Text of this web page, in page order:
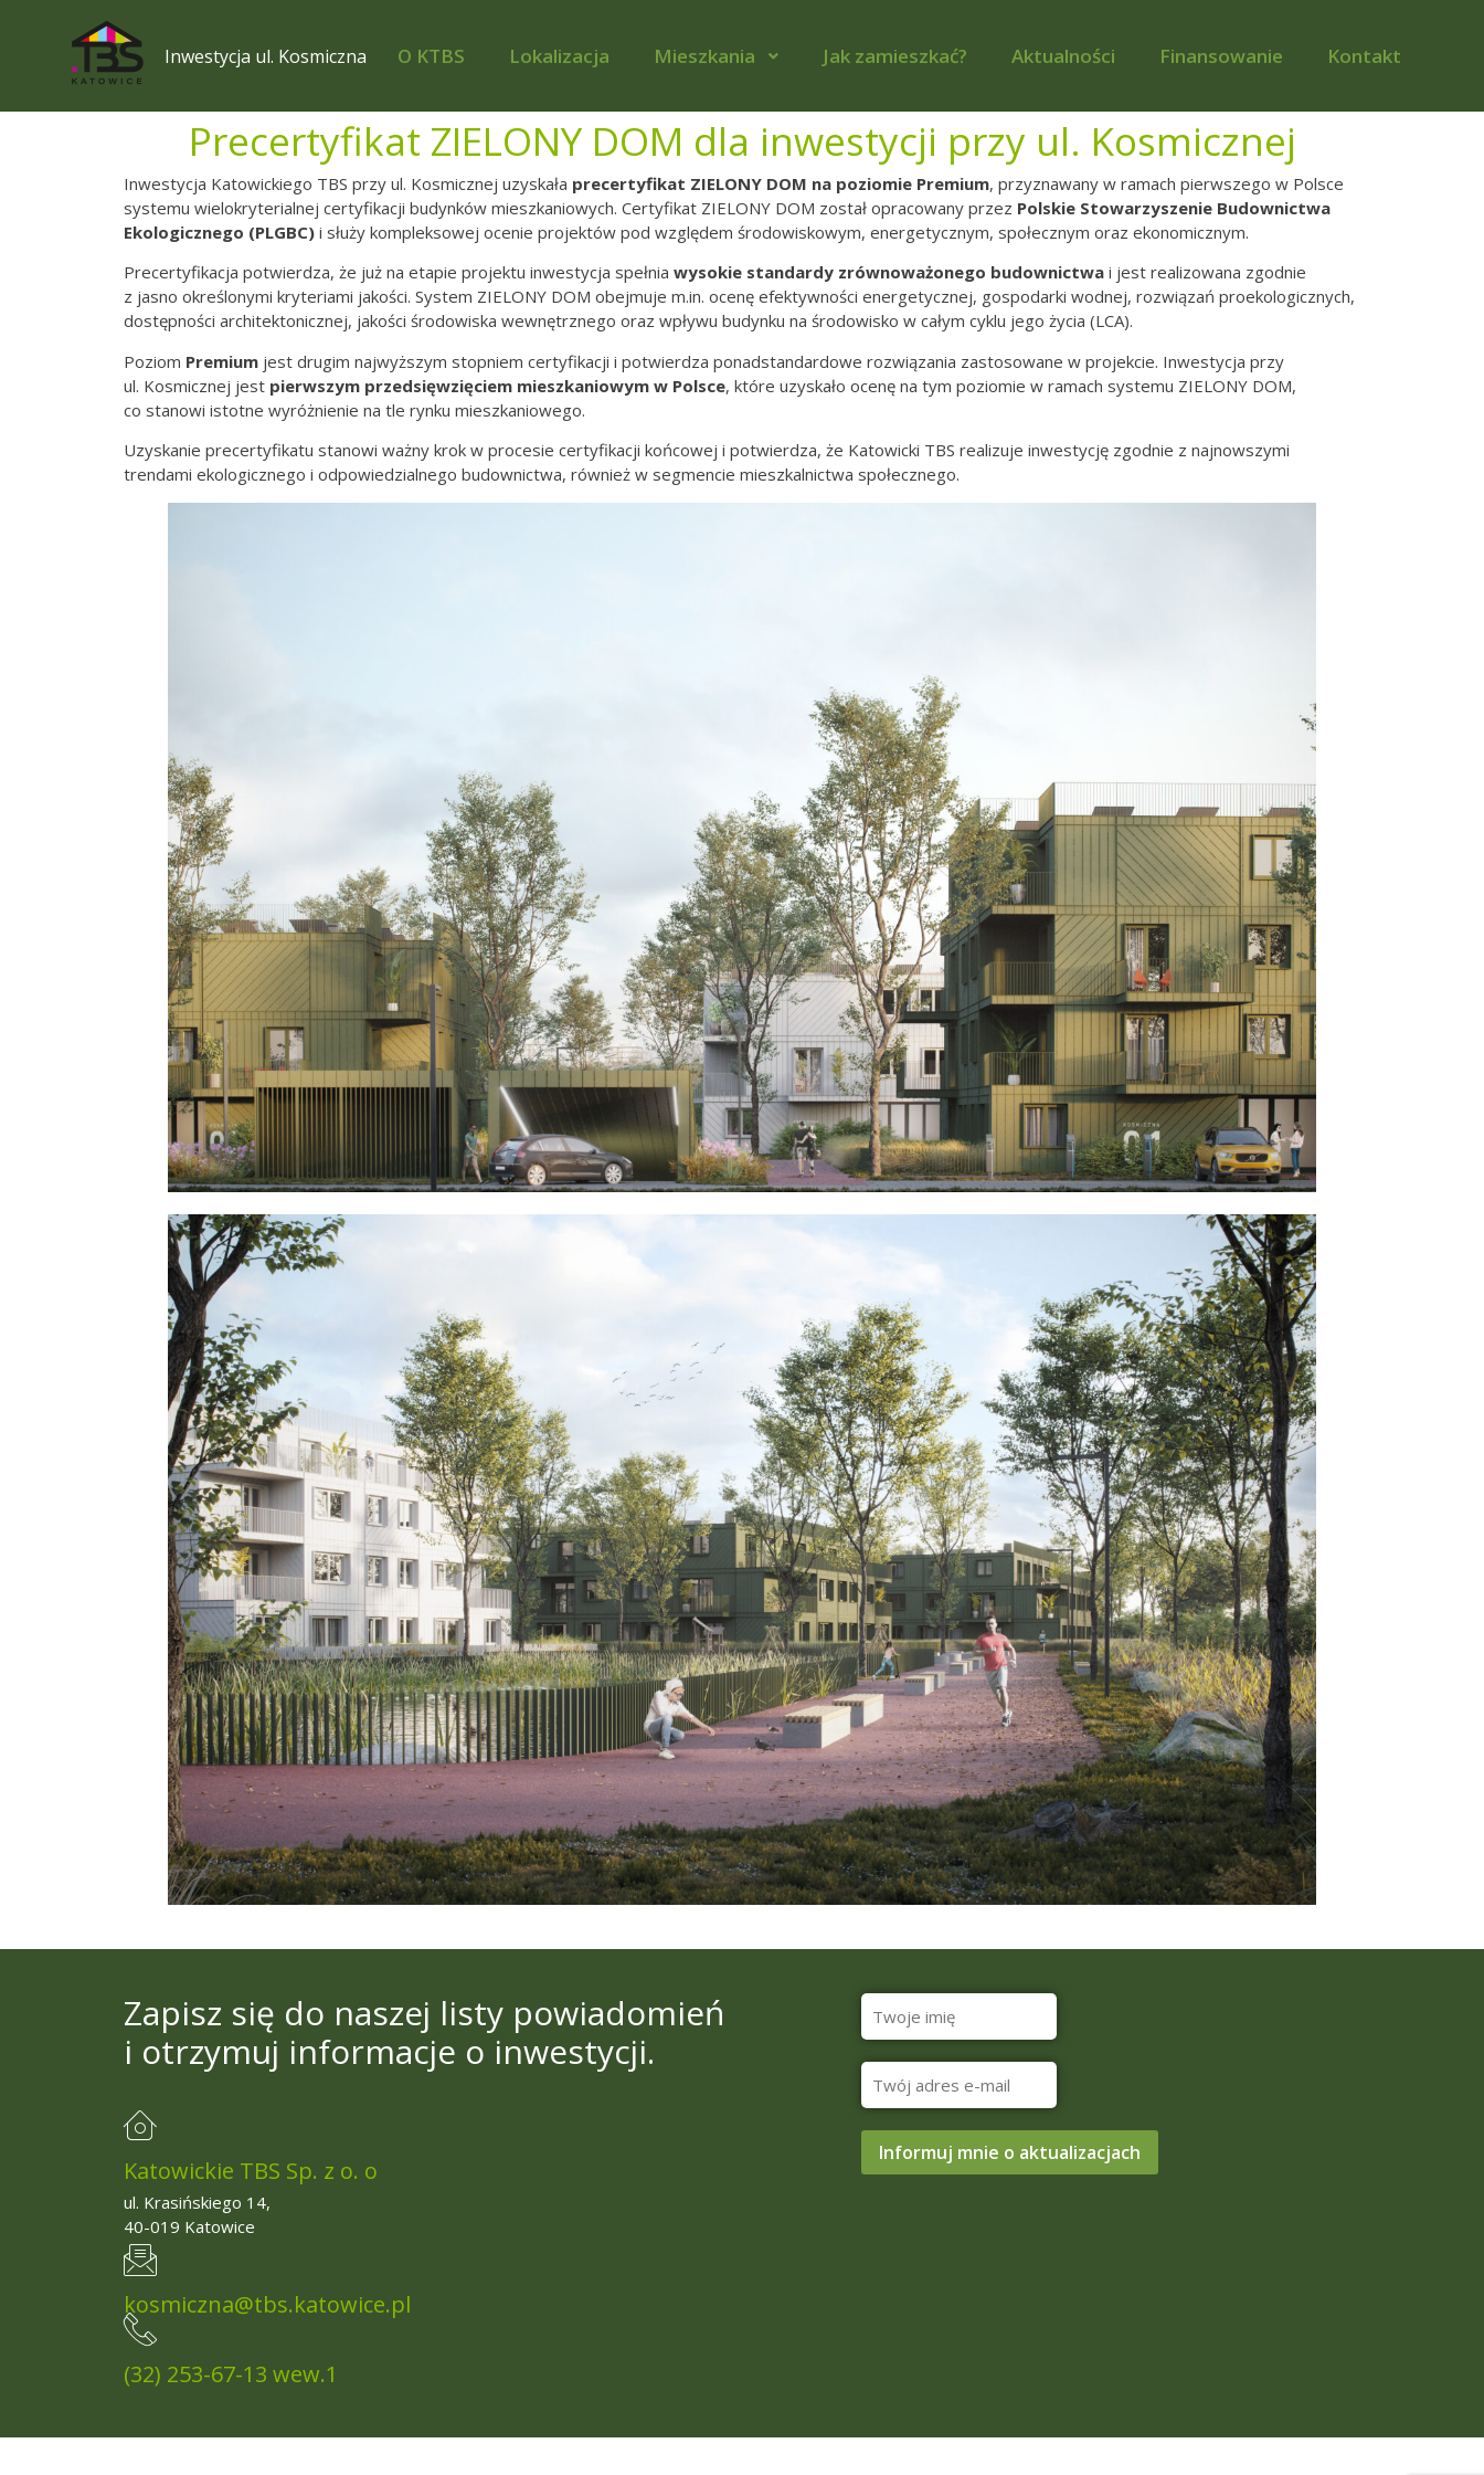
Inwestycja ul. Kosmiczna O KTBS Lokalizacja Mieszkania Jak zamieszkać? Aktualności Finansowanie Kontakt
Precertyfikat ZIELONY DOM dla inwestycji przy ul. Kosmicznej
Inwestycja Katowickiego TBS przy ul. Kosmicznej uzyskała precertyfikat ZIELONY DOM na poziomie Premium, przyznawany w ramach pierwszego w Polsce
systemu wielokryterialnej certyfikacji budynków mieszkaniowych. Certyfikat ZIELONY DOM został opracowany przez Polskie Stowarzyszenie Budownictwa
Ekologicznego (PLGBC) i służy kompleksowej ocenie projektów pod względem środowiskowym, energetycznym, społecznym oraz ekonomicznym.
Precertyfikacja potwierdza, że już na etapie projektu inwestycja spełnia wysokie standardy zrównoważonego budownictwa i jest realizowana zgodnie
z jasno określonymi kryteriami jakości. System ZIELONY DOM obejmuje m.in. ocenę efektywności energetycznej, gospodarki wodnej, rozwiązań proekologicznych,
dostępności architektonicznej, jakości środowiska wewnętrznego oraz wpływu budynku na środowisko w całym cyklu jego życia (LCA).
Poziom Premium jest drugim najwyższym stopniem certyfikacji i potwierdza ponadstandardowe rozwiązania zastosowane w projekcie. Inwestycja przy
ul. Kosmicznej jest pierwszym przedsięwzięciem mieszkaniowym w Polsce, które uzyskało ocenę na tym poziomie w ramach systemu ZIELONY DOM,
co stanowi istotne wyróżnienie na tle rynku mieszkaniowego.
Uzyskanie precertyfikatu stanowi ważny krok w procesie certyfikacji końcowej i potwierdza, że Katowicki TBS realizuje inwestycję zgodnie z najnowszymi
trendami ekologicznego i odpowiedzialnego budownictwa, również w segmencie mieszkalnictwa społecznego.
Zapisz się do naszej listy powiadomień
i otrzymuj informacje o inwestycji.
Katowickie TBS Sp. z o. o
ul. Krasińskiego 14,
40-019 Katowice
kosmiczna@tbs.katowice.pl
(32) 253-67-13 wew.1